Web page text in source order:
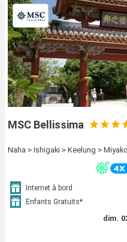
MSC Bellissima
Naha > Ishigaki > Keelung >
Internet à bord
Enfants Gratuits*
dim.